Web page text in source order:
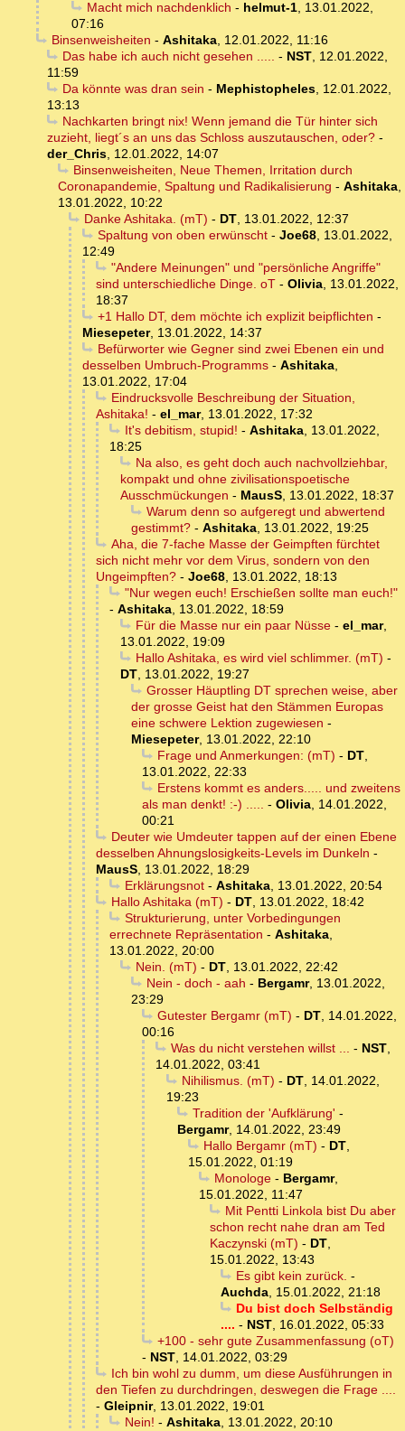
Macht mich nachdenklich - helmut-1, 13.01.2022,
07:16
Binsenweisheiten - Ashitaka, 12.01.2022, 11:16
Das habe ich auch nicht gesehen ..... - NST, 12.01.2022,
11:59
Da könnte was dran sein - Mephistopheles, 12.01.2022,
13:13
Nachkarten bringt nix! Wenn jemand die Tür hinter sich
zuzieht, liegt´s an uns das Schloss auszutauschen, oder? -
der_Chris, 12.01.2022, 14:07
Binsenweisheiten, Neue Themen, Irritation durch
Coronapandemie, Spaltung und Radikalisierung - Ashitaka,
13.01.2022, 10:22
Danke Ashitaka. (mT) - DT, 13.01.2022, 12:37
Spaltung von oben erwünscht- Joe68, 13.01.2022,
12:49
"Andere Meinungen" und "persönliche Angriffe"
sind unterschiedliche Dinge. oT - Olivia, 13.01.2022,
18:37
+1 Hallo DT, dem möchte ich explizit beipflichten -
Miesepeter, 13.01.2022, 14:37
Befürworter wie Gegner sind zwei Ebenen ein und
desselben Umbruch-Programms - Ashitaka,
13.01.2022, 17:04
Eindrucksvolle Beschreibung der Situation,
Ashitaka! - el_mar, 13.01.2022, 17:32
It's debitism, stupid! - Ashitaka, 13.01.2022,
18:25
Na also, es geht doch auch nachvollziehbar,
kompakt und ohne zivilisationspoetische
Ausschmückungen - MausS, 13.01.2022, 18:37
Warum denn so aufgeregt und abwertend
gestimmt? - Ashitaka, 13.01.2022, 19:25
Aha, die 7-fache Masse der Geimpften fürchtet
sich nicht mehr vor dem Virus, sondern von den
Ungeimpften? - Joe68, 13.01.2022, 18:13
"Nur wegen euch! Erschießen sollte man euch!"
- Ashitaka, 13.01.2022, 18:59
Für die Masse nur ein paar Nüsse- el_mar,
13.01.2022, 19:09
Hallo Ashitaka, es wird viel schlimmer. (mT) -
DT, 13.01.2022, 19:27
Grosser Häuptling DT sprechen weise, aber
der grosse Geist hat den Stämmen Europas
eine schwere Lektion zugewiesen -
Miesepeter, 13.01.2022, 22:10
Frage und Anmerkungen: (mT) - DT,
13.01.2022, 22:33
Erstens kommt es anders..... und zweitens
als man denkt! :-) ..... - Olivia, 14.01.2022,
00:21
Deuter wie Umdeuter tappen auf der einen Ebene
desselben Ahnungslosigkeits-Levels im Dunkeln -
MausS, 13.01.2022, 18:29
Erklärungsnot- Ashitaka, 13.01.2022, 20:54
Hallo Ashitaka (mT) - DT, 13.01.2022, 18:42
Strukturierung, unter Vorbedingungen
errechnete Repräsentation - Ashitaka,
13.01.2022, 20:00
Nein. (mT) - DT, 13.01.2022, 22:42
Nein - doch - aah - Bergamr, 13.01.2022,
23:29
Gutester Bergamr (mT) - DT, 14.01.2022,
00:16
Was du nicht verstehen willst ... - NST,
14.01.2022, 03:41
Nihilismus. (mT) - DT, 14.01.2022,
19:23
Tradition der 'Aufklärung' -
Bergamr, 14.01.2022, 23:49
Hallo Bergamr (mT) - DT,
15.01.2022, 01:19
Monologe- Bergamr,
15.01.2022, 11:47
Mit Pentti Linkola bist Du aber
schon recht nahe dran am Ted
Kaczynski (mT) - DT,
15.01.2022, 13:43
Es gibt kein zurück. -
Auchda, 15.01.2022, 21:18
Du bist doch Selbständig
.... - NST, 16.01.2022, 05:33
+100 - sehr gute Zusammenfassung (oT)
- NST, 14.01.2022, 03:29
Ich bin wohl zu dumm, um diese Ausführungen in
den Tiefen zu durchdringen, deswegen die Frage ....
- Gleipnir, 13.01.2022, 19:01
Nein! - Ashitaka, 13.01.2022, 20:10